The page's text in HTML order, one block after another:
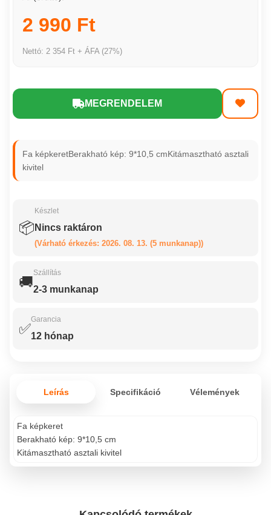
2 990 Ft
Nettó: 2 354 Ft + ÁFA (27%)
MEGRENDELEM
Fa képkeretBerakható kép: 9*10,5 cmKitámasztható asztali
kivitel
📦
Készlet
Nincs raktáron
(Várható érkezés: 2026. 08. 13. (5 munkanap))
🚚
Szállítás
2-3 munkanap
✅
Garancia
12 hónap
Leírás Specifikáció Vélemények
Fa képkeret
Berakható kép: 9*10,5 cm
Kitámasztható asztali kivitel